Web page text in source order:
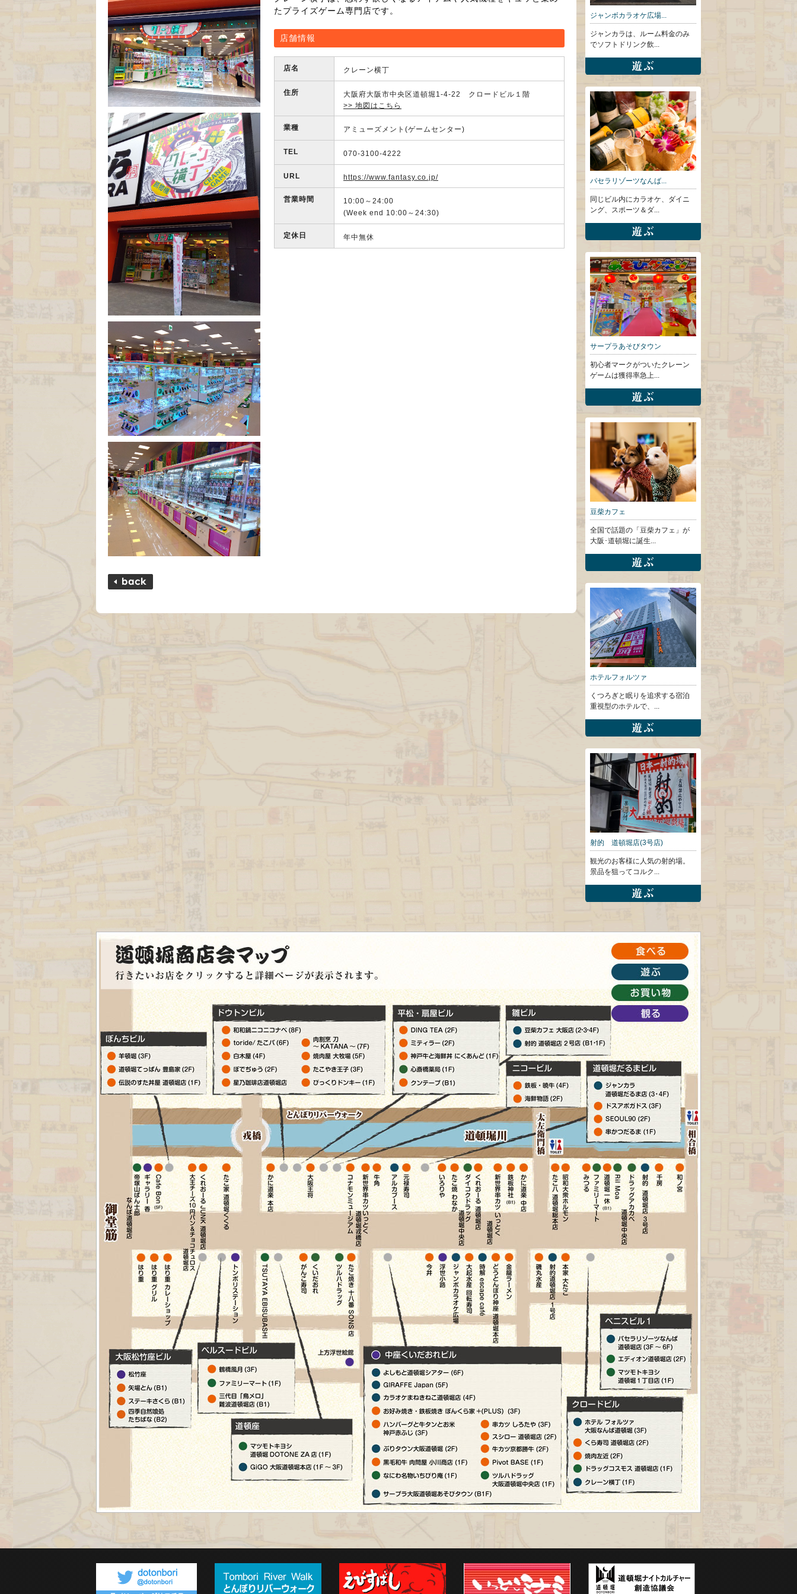
たプライズゲーム専門店です。
店舗情報
店名 クレーン横丁
住所
大阪府大阪市中央区道頓堀1-4-22 クロードビル１階
>> 地図はこちら
業種 アミューズメント(ゲームセンター)
TEL 070-3100-4222
URL https://www.fantasy.co.jp/
営業時間
10:00～24:00
(Week end 10:00～24:30)
定休日 年中無休
ジャンボカラオケ広場...
ジャンカラは、ルーム料金のみ
でソフトドリンク飲...
パセラリゾーツなんば...
同じビル内にカラオケ、ダイニ
ング、スポーツ＆ダ...
サープラあそびタウン
初心者マークがついたクレーン
ゲームは獲得率急上...
豆柴カフェ
全国で話題の「豆柴カフェ」が
大阪･道頓堀に誕生...
ホテルフォルツァ
くつろぎと眠りを追求する宿泊
重視型のホテルで、...
射的 道頓堀店(3号店)
観光のお客様に人気の射的場。
景品を狙ってコルク...